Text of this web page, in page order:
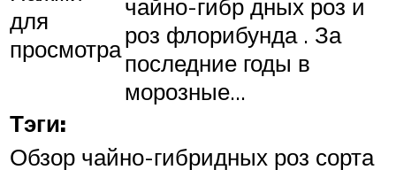
для
просмотра
чайно-гибр дных роз и
роз флорибунда . За
последние годы в
морозные…
Тэги:
Обзор чайно-гибридных роз сорта